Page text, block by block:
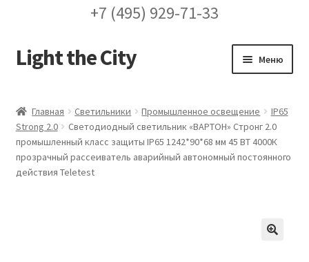
+7 (495) 929-71-33
Перейти
к
Перейти
к
Light the City Меню
FAQ про кронштейны
Бренды
Главная Светильники Промышленное освещение
IP65
Strong 2.0
Светодиодный светильник «ВАРТОН» Стронг 2.0
промышленный класс защиты IP65 1242*90*68 мм 45 ВТ 4000К
прозрачный рассеиватель аварийный автономный постоянного
действия Teletest